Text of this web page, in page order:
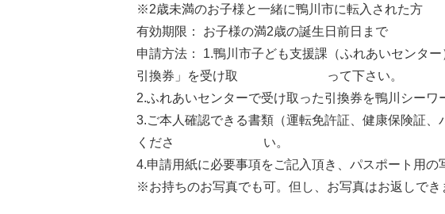
※2歳未満のお子様と一緒に鴨川市に転入された方
有効期限： お子様の満2歳の誕生日前日まで
申請方法： 1.鴨川市子ども支援課（ふれあいセンタ
引換券」を受け取 って下さい。
2.ふれあいセンターで受け取った引換券を鴨川シーワ
3.ご本人確認できる書類（運転免許証、健康保険証
くださ い。
4.申請用紙に必要事項をご記入頂き、パスポート用の
※お持ちのお写真でも可。但し、お写真はお返しでき